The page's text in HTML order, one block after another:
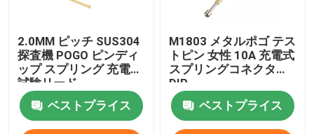
2.0MM ピッチ SUS304
探査機 POGO ピンディ
ップ スプリング 充電式
試験リード
ベストプライス
M1803 メタルポゴ テス
トピン 女性 10A 充電式
スプリングコネクタ
DIP
ベストプライス